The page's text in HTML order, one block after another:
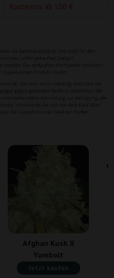
Kostenlos ab 100 €
Afghan Kush X
Yumbolt
Jetzt kaufen